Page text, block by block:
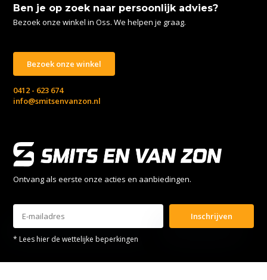
Ben je op zoek naar persoonlijk advies?
Bezoek onze winkel in Oss. We helpen je graag.
Bezoek onze winkel
0412 - 623 674
info@smitsenvanzon.nl
Ontvang als eerste onze acties en aanbiedingen.
Inschrijven
* Lees hier de wettelijke beperkingen